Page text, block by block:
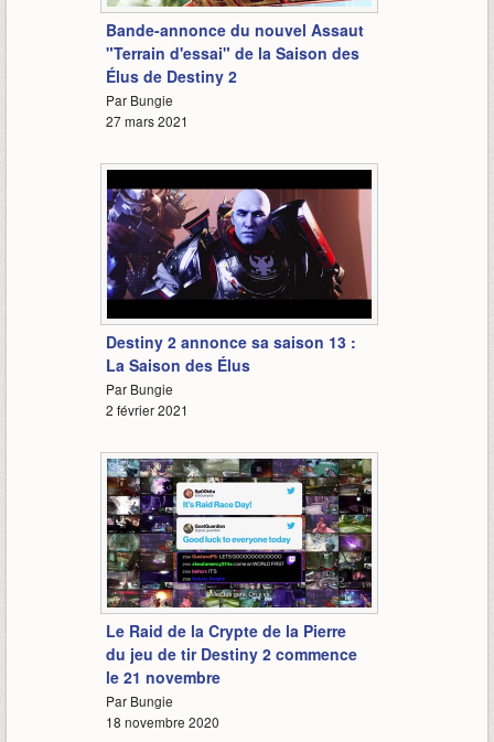
Bande-annonce du nouvel Assaut
"Terrain d'essai" de la Saison des
Élus de Destiny 2
Par Bungie
27 mars 2021
Destiny 2 annonce sa saison 13 :
La Saison des Élus
Par Bungie
2 février 2021
1:43
Le Raid de la Crypte de la Pierre
du jeu de tir Destiny 2 commence
le 21 novembre
Par Bungie
18 novembre 2020